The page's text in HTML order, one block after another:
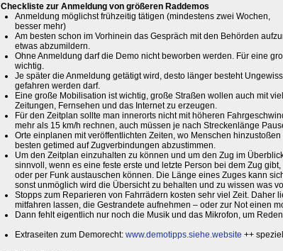
Checkliste zur Anmeldung von größeren Raddemos
Anmeldung möglichst frühzeitig tätigen (mindestens zwei Wochen,
besser mehr)
Am besten schon im Vorhinein das Gespräch mit den Behörden
etwas abzumildern.
Ohne Anmeldung darf die Demo nicht beworben werden. Für eine
wichtig.
Je später die Anmeldung getätigt wird, desto länger besteht
gefahren werden darf.
Eine große Mobilisation ist wichtig, große Straßen wollen auch mit
Zeitungen, Fernsehen und das Internet zu erzeugen.
Für den Zeitplan sollte man innerorts nicht mit höheren
mehr als 15 km/h rechnen, auch müssen je nach Streckenlänge
Orte einplanen mit veröffentlichten Zeiten, wo Menschen
besten getimed auf Zugverbindungen abzustimmen.
Um den Zeitplan einzuhalten zu können und um den Zug im
sinnvoll, wenn es eine feste erste und letzte Person bei dem Zug
oder per Funk austauschen können. Die Länge eines Zuges kann
sonst unmöglich wird die Übersicht zu behalten und zu wissen was
Stopps zum Reparieren von Fahrrädern kosten sehr viel Zeit. Daher
mitfahren lassen, die Gestrandete aufnehmen – oder zur Not einen
Dann fehlt eigentlich nur noch die Musik und das Mikrofon, um
Extraseiten zum Demorecht: www.demotipps.siehe.website ++